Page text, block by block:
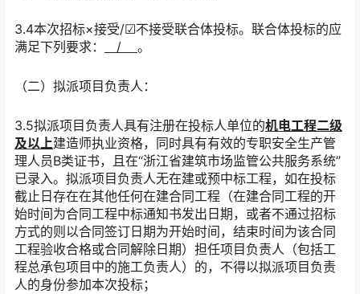
3.4本次招标×接受/☑不接受联合体投标。联合体投标的应
满足下列要求：
/ 。
（二）拟派项目负责人：
3.5拟派项目负责人具有注册在投标人单位的机电工程二级
及以上建造师执业资格，同时具有有效的专职安全生产管
理人员B类证书，且在“浙江省建筑市场监管公共服务系统”
已录入。拟派项目负责人无在建或预中标工程， 如在投标
截止日存在在其他任何在建合同工程（在建合同工程的开
始时间为合同工程中标通知书发出日期，或者不通过招标
方式的则以合同签订日期为开始时间，结束时间为该合同
工程验收合格或合同解除日期）担任项目负责人（包括工
程总承包项目中的施工负责人）的，不得以拟派项目负责
人的身份参加本次投标；